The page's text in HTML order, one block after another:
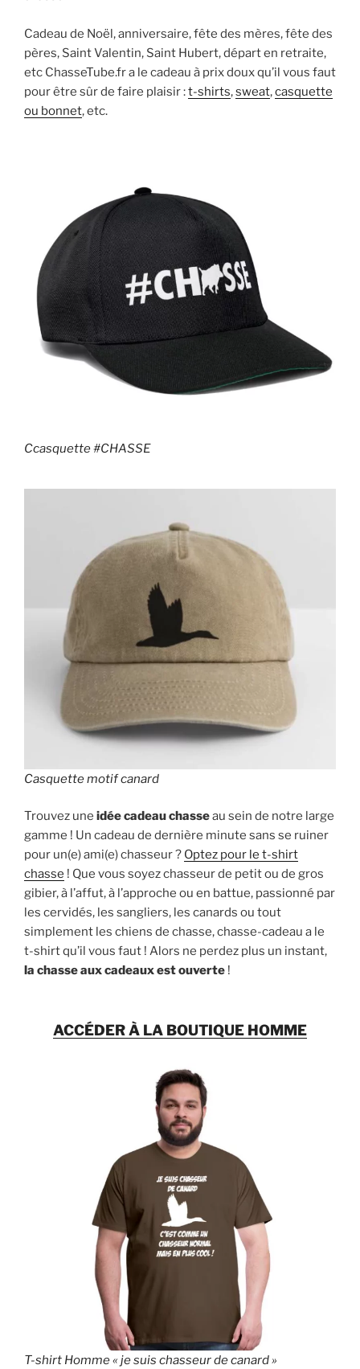
Cadeau de Noël, anniversaire, fête des mères, fête des
pères, Saint Valentin, Saint Hubert, départ en retraite,
etc ChasseTube.fr a le cadeau à prix doux qu’il vous faut
pour être sûr de faire plaisir :t-shirts,sweat,casquette
ou bonnet, etc.
Ccasquette #CHASSE
Casquette motif canard
Trouvez une idée cadeau chasseau sein de notre large
gamme ! Un cadeau de dernière minute sans se ruiner
pour un(e) ami(e) chasseur ? Optez pour le t-shirt
chasse ! Que vous soyez chasseur de petit ou de gros
gibier, à l’affut, à l’approche ou en battue, passionné par
les cervidés, les sangliers, les canards ou tout
simplement les chiens de chasse, chasse-cadeau a le
t-shirt qu’il vous faut ! Alors ne perdez plus un instant,
la chasse aux cadeaux est ouverte !
ACCÉDER À LA BOUTIQUE HOMME
T-shirt Homme « je suis chasseur de canard »